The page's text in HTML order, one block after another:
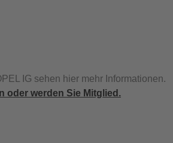
IG sehen hier mehr Informationen.
oder werden Sie Mitglied.